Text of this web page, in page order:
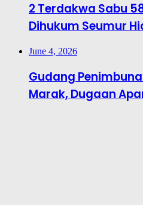
2 Terdakwa Sabu
Dihukum Seumur
June 4, 2026
Gudang
Marak, Dugaan